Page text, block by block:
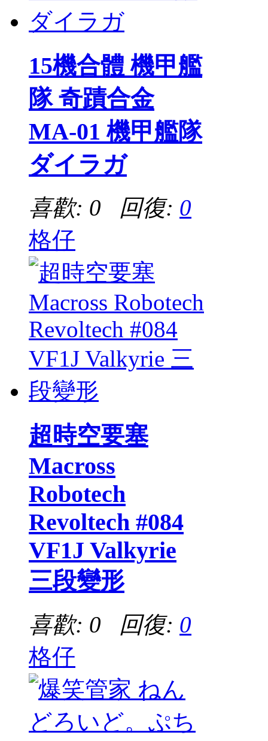
15機合體 機甲艦
隊 奇蹟合金
MA-01 機甲艦隊
ダイラガ
喜歡: 0 回復: 0
格仔
超時空要塞
Macross
Robotech
Revoltech #084
VF1J Valkyrie
三段變形
喜歡: 0 回復: 0
格仔